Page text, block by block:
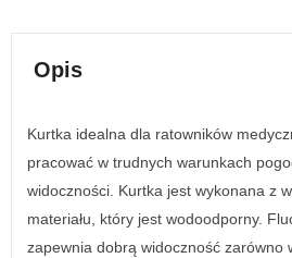
Opis
Kurtka idealna dla ratowników
pracować w trudnych warunkach
widoczności. Kurtka jest wykonana z
materiału, który jest wodoodporny.
zapewnia dobrą widoczność zarówno